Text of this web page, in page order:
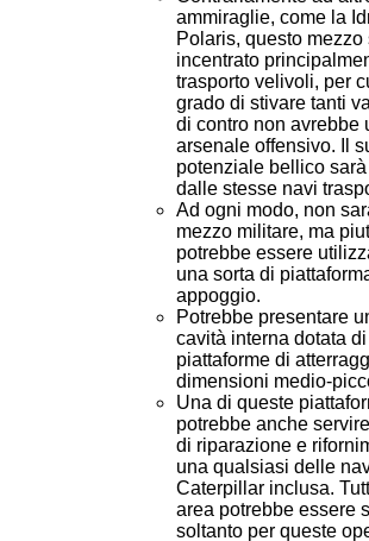
ammiraglie, come la
Polaris, questo mezzo
incentrato
trasporto velivoli, per
grado di stivare tanti
di contro non avrebbe
arsenale offensivo. Il
potenziale bellico
dalle stesse navi
Ad ogni modo, non
mezzo militare, ma
potrebbe essere
una sorta di
appoggio.
Potrebbe presentare
cavità interna dotata
piattaforme di
dimensioni medio-
Una di queste
potrebbe anche
di riparazione e
una qualsiasi delle
Caterpillar inclusa.
area potrebbe essere
soltanto per queste